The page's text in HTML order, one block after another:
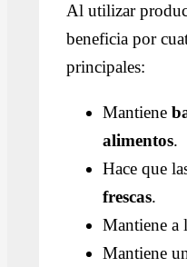
Al utilizar
beneficia por
principales:
Mantiene
alimentos.
Hace que
frescas.
Mantiene a
Mantiene